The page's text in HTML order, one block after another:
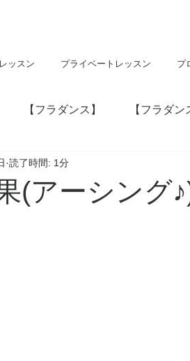
ッスン プライベートレッスン プ
【フラダンス】 【フラダ
【神社・仏閣】
(アーシング
読了時間: 1分